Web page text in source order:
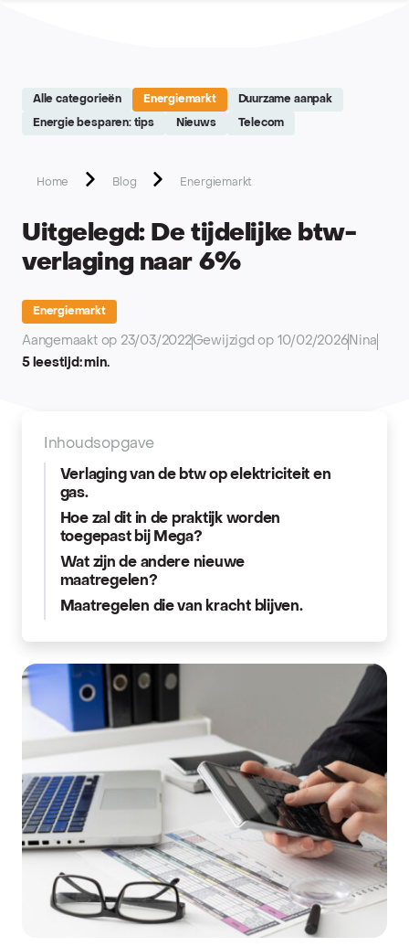
Alle categorieën Energiemarkt Duurzame aanpak
Energie besparen: tips Nieuws Telecom
Home Blog Energiemarkt
Uitgelegd: De tijdelijke btw-
verlaging naar 6%
Energiemarkt
Aangemaakt op 23/03/2022Gewijzigd op 10/02/2026 Nina
5 leestijd: min.
Inhoudsopgave
Verlaging van de btw op elektriciteit en
gas.
Hoe zal dit in de praktijk worden
toegepast bij Mega?
Wat zijn de andere nieuwe
maatregelen?
Maatregelen die van kracht blijven.